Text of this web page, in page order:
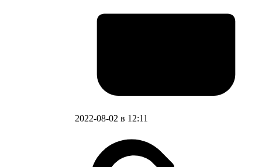
2022-08-02 в 12:11